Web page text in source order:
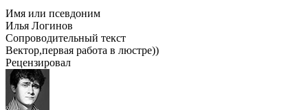
Имя или псевдоним
Илья Логинов
Сопроводительный текст
Вектор,первая работа в люстре))
Рецензировал